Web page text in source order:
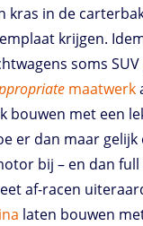
kras in de
krijgen.
soms SUV
maatwerk
bouwen met een
er dan maar gelijk
bij – en dan full
af-racen
laten bouwen